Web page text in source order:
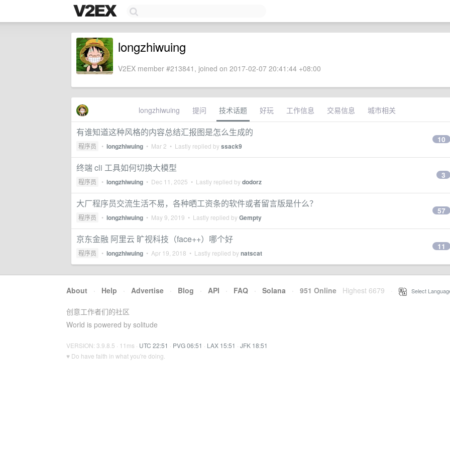
longzhiwuing
V2EX member #213841, joined on 2017-02-07 20:41:44 +08:00
longzhiwuing 提问 技术话题 好玩 工作信息 交易信息 城市相关
有谁知道这种风格的内容总结汇报图是怎么生成的
程序员 • longzhiwuing • Mar 2 • Lastly replied byssack9
10
终端 cli 工具如何切换大模型
程序员 • longzhiwuing • Dec 11, 2025 • Lastly replied bydodorz
3
大厂程序员交流生活不易，各种晒工资条的软件或者留言版是什么？
程序员 • longzhiwuing • May 9, 2019 • Lastly replied byGempty
57
京东金融 阿里云 旷视科技（face++）哪个好
程序员 • longzhiwuing • Apr 19, 2018 • Lastly replied bynatscat
11
About · Help · Advertise · Blog · API · FAQ · Solana · 951 Online Highest 6679 Select
创意工作者们的社区
World is powered by solitude
VERSION: 3.9.8.5 · 11ms · UTC 22:51 · PVG 06:51 · LAX 15:51 · JFK 18:51
♥ Do have faith in what you're doing.